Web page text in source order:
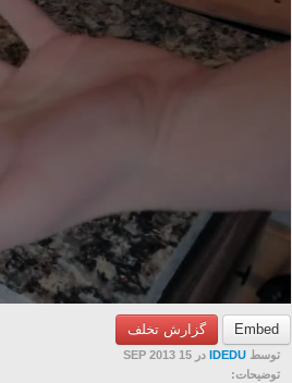
Embed گزارش تخلف
توسط IDEDU
در 15 SEP 2013
توضیحات: